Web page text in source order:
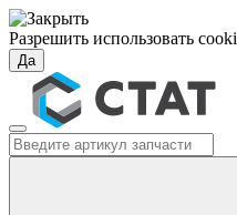
Разрешить использовать
Да